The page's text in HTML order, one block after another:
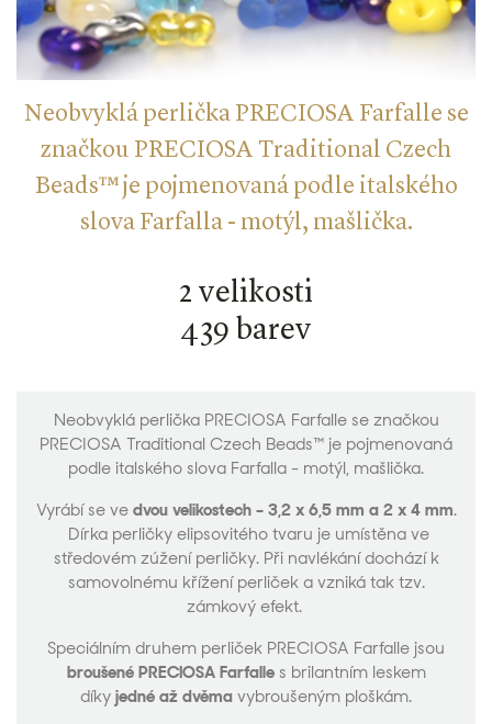
Neobvyklá perlička PRECIOSA Farfalle se
značkou PRECIOSA Traditional Czech
Beads™ je pojmenovaná podle italského
slova Farfalla - motýl, mašlička.
2 velikosti
439 barev
Neobvyklá perlička PRECIOSA Farfalle se značkou
PRECIOSA Traditional Czech Beads™ je pojmenovaná
podle italského slova Farfalla - motýl, mašlička.
Vyrábí se vedvou velikostech – 3,2 x 6,5 mm a 2 x 4 mm.
Dírka perličky elipsovitého tvaru je umístěna ve
středovém zúžení perličky. Při navlékání dochází k
samovolnému křížení perliček a vzniká tak tzv.
zámkový efekt.
Speciálním druhem perliček PRECIOSA Farfalle jsou
broušené PRECIOSA Farfalles brilantním leskem
díky jedné až dvěma vybroušeným ploškám.